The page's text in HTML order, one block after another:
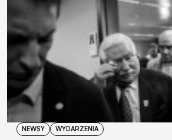
NEWSY WYDARZENIA